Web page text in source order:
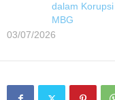
dalam Korupsi
MBG
03/07/2026